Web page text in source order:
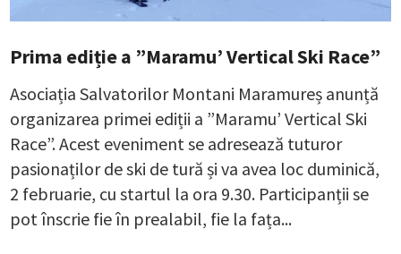
Prima ediție a ”Maramu’ Vertical Ski Race”
Asociația Salvatorilor Montani Maramureș anunță
organizarea primei ediții a ”Maramu’ Vertical Ski
Race”. Acest eveniment se adresează tuturor
pasionaților de ski de tură și va avea loc duminică,
2 februarie, cu startul la ora 9.30. Participanții se
pot înscrie fie în prealabil, fie la fața